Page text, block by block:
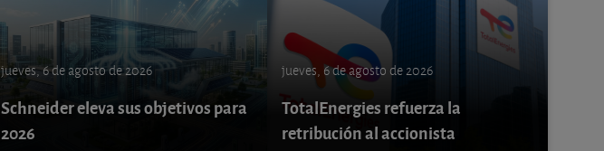
jueves, 6 de agosto de 2026
Schneider eleva sus objetivos para
2026
jueves, 6 de agosto de 2026
TotalEnergies refuerza la
retribución al accionista